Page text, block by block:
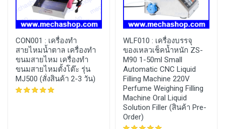
CON001 : เครื่องทำ
สายไหมน้ำตาล เครื่องทำ
ขนมสายไหม เครื่องทำ
ขนมสายไหมตั้งโต๊ะ รุ่น
MJ500 (สั่งสินค้า 2-3 วัน)
WLF010 : เครื่องบรรจุ
ของเหลวเช็คน้ำหนัก ZS-
M90 1-50ml Small
Automatic CNC Liquid
Filling Machine 220V
Perfume Weighing Filling
Machine Oral Liquid
Solution Filler (สินค้า Pre-
Order)